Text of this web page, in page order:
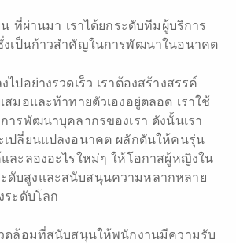
ที่ผ่านมา เราได้ยกระดับทีมผู้บริการ
งเป็นก้าวสำคัญในการพัฒนาในอนาคต
ปอย่างรวดเร็ว เราต้องสร้างสรรค์
มอและท้าทายตัวเองอยู่ตลอด เราใช้
ารพัฒนาบุคลากรของเรา ดังนั้นเรา
เปลี่ยนแปลงอนาคต ผลักดันให้คนรุ่น
ละลองอะไรใหม่ๆ ให้โอกาสผู้หญิงใน
ดับสูงและสนับสนุนความหลากหลาย
ระดับโลก
วดล้อมที่สนับสนุนให้พนักงานมีความรับ